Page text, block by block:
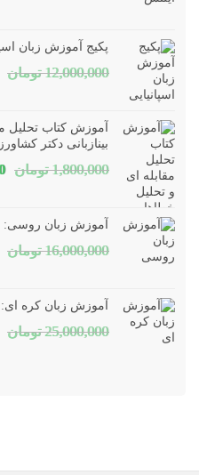
پکیج آموزش زبان
12,000,000 تومان
آموزش کتاب تحلیل
بینازبانی دکتر کشاورز
1,800,000 تومان
آموزش زبان روسی:
16,000,000 تومان
آموزش زبان کره
25,000,000 تومان